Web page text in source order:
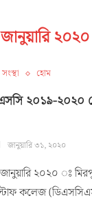
জানুয়ারি ২০২০
হোম
২০১৯-২০২০
জানুয়ারি ৩১, ২০২০
২০২০ ঃ
কলেজ